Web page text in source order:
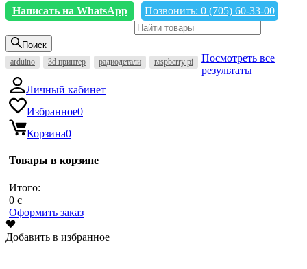
Написать на WhatsApp
Позвонить: 0 (705) 60-33-00
Поиск
arduino 3d принтер радиодетали raspberry pi
Посмотреть все
результаты
Личный кабинет
Избранное0
Корзина0
Товары в корзине
Итого:
0 c
Оформить заказ
Добавить в избранное